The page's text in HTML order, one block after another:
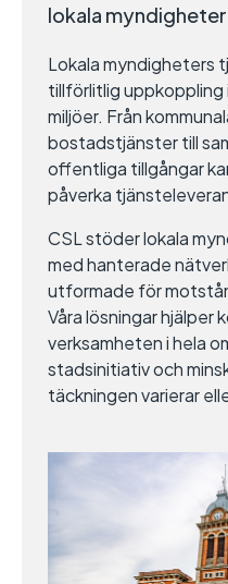
lokala myndigheter
Lokala myndigheters
tillförlitlig uppkoppling
miljöer. Från
bostadstjänster till
offentliga tillgångar
påverka
CSL stöder lokala
med hanterade
utformade för
Våra lösningar hjälper
verksamheten i hela
stadsinitiativ och
täckningen varierar